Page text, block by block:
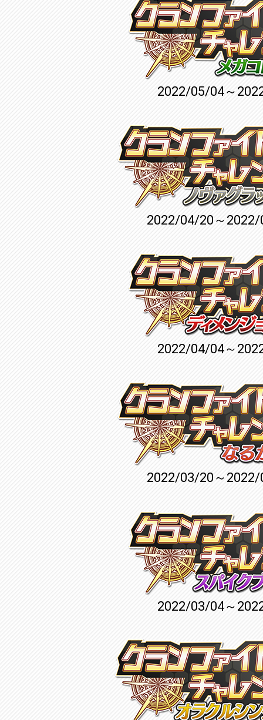
2022/05/04～
2022/04/20～
2022/04/04～
2022/03/20～
2022/03/04～